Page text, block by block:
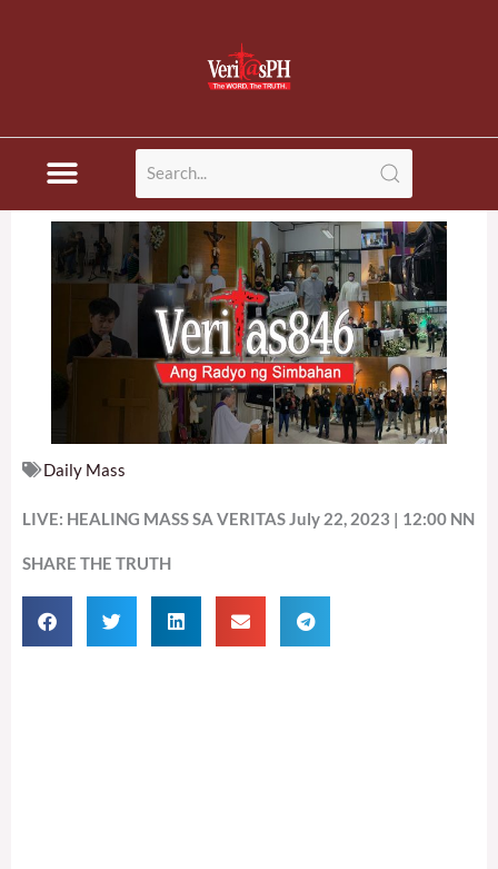
Daily Mass
LIVE: HEALING MASS SA VERITAS July 22, 2023 | 12:00 NN
SHARE THE TRUTH